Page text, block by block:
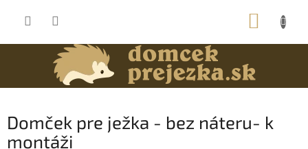
Domček pre ježka - bez náteru- k
montáži